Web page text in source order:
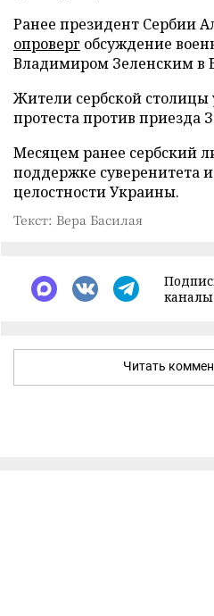
Ранее президент Сербии
опроверг обсуждение
Владимиром Зеленским в
Жители сербской столицы
протеста против приезда
Месяцем ранее сербский
поддержке суверенитета
целостности Украины.
Текст: Вера Басилая
каналы
Читать